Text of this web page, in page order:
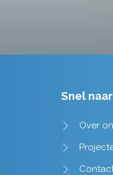
Snel naar
Over